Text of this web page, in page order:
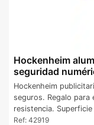
Hockenheim
seguridad
Hockenheim
seguros. Regalo para
resistencia.
Ref: 42919